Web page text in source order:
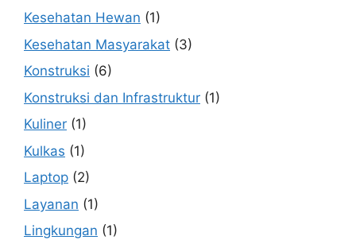
Kesehatan Hewan (1)
Kesehatan Masyarakat (3)
Konstruksi (6)
Konstruksi dan Infrastruktur (1)
Kuliner (1)
Kulkas (1)
Laptop (2)
Layanan (1)
Lingkungan (1)